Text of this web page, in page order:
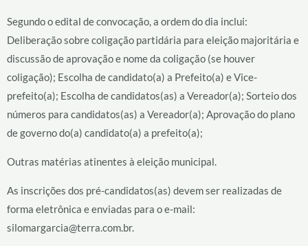
Segundo o edital de convocação, a ordem do dia inclui:
Deliberação sobre coligação partidária para eleição majoritária e
discussão de aprovação e nome da coligação (se houver
coligação); Escolha de candidato(a) a Prefeito(a) e Vice-
prefeito(a); Escolha de candidatos(as) a Vereador(a); Sorteio dos
números para candidatos(as) a Vereador(a); Aprovação do plano
de governo do(a) candidato(a) a prefeito(a);
Outras matérias atinentes à eleição municipal.
As inscrições dos pré-candidatos(as) devem ser realizadas de
forma eletrônica e enviadas para o e-mail:
silomargarcia@terra.com.br.